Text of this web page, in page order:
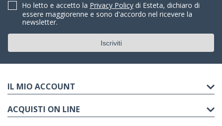
Ho letto e accetto la Privacy Policy di Esteta, dichiaro di
essere maggiorenne e sono d'accordo nel ricevere la
newsletter.
IL MIO ACCOUNT
ACQUISTI ON LINE